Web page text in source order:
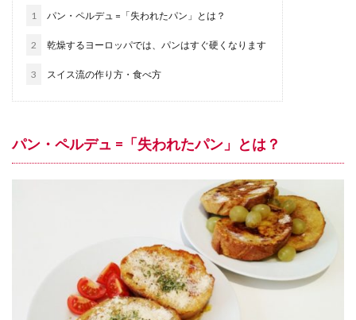
1 パン・ペルデュ =「失われたパン」とは？
2 乾燥するヨーロッパでは、パンはすぐ硬くなります
3 スイス流の作り方・食べ方
パン・ペルデュ =「失われたパン」とは？
スイスで発見した日本
スイスで見つけた日本
スイスのグルメ
スイスのスーパー
スイスの冬
スイスの湖
スイスアーミー
スイスグルメ
スイス・インドア
スイス在住
スイス情報
スイス文化
スイス隣国
ソメイヨシノ
チューリッヒ州
ツーク州
ティチーノ州
テニス ドイツ
ヌーシャテル州
ネットショップ
ハイキング ハーム
バーゼル
フェデラー
フォンデュ
フランス語圏